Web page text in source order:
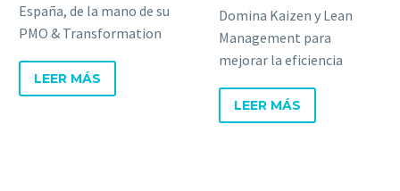
España, de la mano de su
PMO & Transformation
LEER MÁS
Domina Kaizen y Lean
Management para
mejorar la eficiencia
excelencia mediante
mejoras continuas y
LEER MÁS